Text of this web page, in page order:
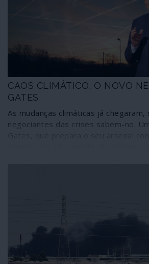
CAOS CLIMÁTICO, O NOVO
GATES
As mudanças climáticas já
negociantes das crises sabem-no.